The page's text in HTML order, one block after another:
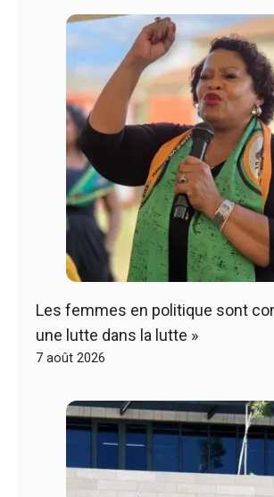
Les femmes en politique sont
une lutte dans la lutte »
7 août 2026